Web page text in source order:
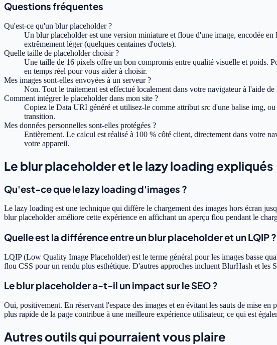
Questions fréquentes
Qu'est-ce qu'un blur placeholder ?
Un blur placeholder est une version miniature et floue d'une image, encodée
extrêmement léger (quelques centaines d'octets).
Quelle taille de placeholder choisir ?
Une taille de 16 pixels offre un bon compromis entre qualité visuelle et poids.
en temps réel pour vous aider à choisir.
Mes images sont-elles envoyées à un serveur ?
Non. Tout le traitement est effectué localement dans votre navigateur à l'aide
Comment intégrer le placeholder dans mon site ?
Copiez le Data URI généré et utilisez-le comme attribut src d'une balise img,
transition.
Mes données personnelles sont-elles protégées ?
Entièrement. Le calcul est réalisé à 100 % côté client, directement dans votre
votre appareil.
Le blur placeholder et le lazy loading expliqués
Qu'est-ce que le lazy loading d'images ?
Le lazy loading est une technique qui diffère le chargement des images hors écran
blur placeholder améliore cette expérience en affichant un aperçu flou pendant le
Quelle est la différence entre un blur placeholder et un LQIP ?
LQIP (Low Quality Image Placeholder) est le terme général pour les images basse
flou CSS pour un rendu plus esthétique. D'autres approches incluent BlurHash et les
Le blur placeholder a-t-il un impact sur le SEO ?
Oui, positivement. En réservant l'espace des images et en évitant les sauts de mise
plus rapide de la page contribue à une meilleure expérience utilisateur, ce qui est
Autres outils qui pourraient vous plaire